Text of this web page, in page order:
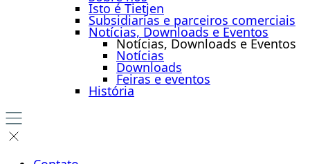
Isto é Tietjen
Subsidiarias e parceiros comerciais
Notícias, Downloads e Eventos
Notícias, Downloads e Eventos
Notícias
Downloads
Feiras e eventos
História